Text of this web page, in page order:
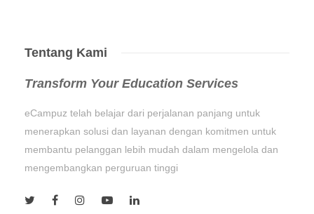
Tentang Kami
Transform Your Education Services
eCampuz telah belajar dari perjalanan panjang untuk
menerapkan solusi dan layanan dengan komitmen untuk
membantu pelanggan lebih mudah dalam mengelola dan
mengembangkan perguruan tinggi